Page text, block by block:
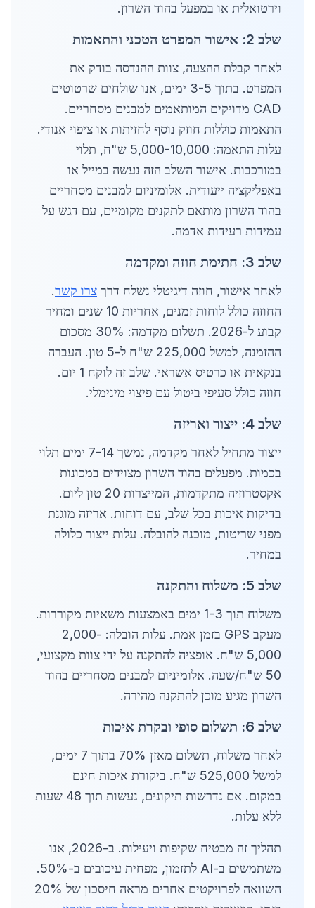
וירטואלית או במפעל בהוד השרון.
שלב 2: אישור המפרט הטכני והתאמות
לאחר קבלת ההצעה, צוות ההנדסה בודק את
המפרט. בתוך 3-5 ימים, אנו שולחים שרטוטים
CAD מדויקים המותאמים למבנים מסחריים.
התאמות כוללות חוזק נוסף לחזיתות או ציפוי אנודי.
עלות התאמה: 5,000-10,000 ש"ח, תלוי
במורכבות. אישור השלב הזה נעשה במייל או
באפליקציה ייעודית. אלומיניום למבנים מסחריים
בהוד השרון מותאם לתקנים מקומיים, עם דגש על
עמידות רעידות אדמה.
שלב 3: חתימת חוזה ומקדמה
לאחר אישור, חוזה דיגיטלי נשלח דרך צרו קשר.
החוזה כולל לוחות זמנים, אחריות 10 שנים ומחיר
קבוע ל-2026. תשלום מקדמה: 30% מסכום
ההזמנה, למשל 225,000 ש"ח ל-5 טון. העברה
בנקאית או כרטיס אשראי. שלב זה לוקח 1 יום.
חוזה כולל סעיפי ביטול עם פיצוי מינימלי.
שלב 4: ייצור ואריזה
ייצור מתחיל לאחר מקדמה, נמשך 7-14 ימים תלוי
בכמות. מפעלים בהוד השרון מצוידים במכונות
אקסטרוזיה מתקדמות, המייצרות 20 טון ליום.
בדיקות איכות בכל שלב, עם דוחות. אריזה מוגנת
מפני שריטות, מוכנה להובלה. עלות ייצור כלולה
במחיר.
שלב 5: משלוח והתקנה
משלוח תוך 1-3 ימים באמצעות משאיות מקוררות.
מעקב GPS בזמן אמת. עלות הובלה: 2,000-
5,000 ש"ח. אופציה להתקנה על ידי צוות מקצועי,
50 ש"ח/שעה. אלומיניום למבנים מסחריים בהוד
השרון מגיע מוכן להתקנה מהירה.
שלב 6: תשלום סופי ובקרת איכות
לאחר משלוח, תשלום מאזן 70% בתוך 7 ימים,
למשל 525,000 ש"ח. ביקורת איכות חינם
במקום. אם נדרשות תיקונים, נעשות תוך 48 שעות
ללא עלות.
תהליך זה מבטיח שקיפות ויעילות. ב-2026, אנו
משתמשים ב-AI לתזמון, מפחית עיכובים ב-50%.
השוואה לפרויקטים אחרים מראה חיסכון של 20%